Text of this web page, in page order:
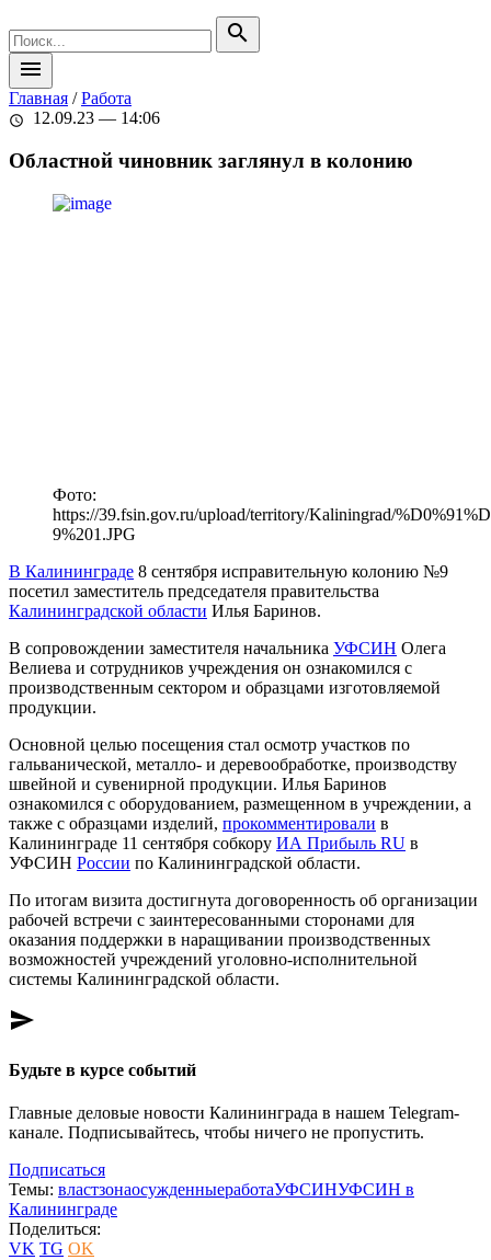
search
menu
Главная /Работа
schedule 12.09.23 — 14:06
Областной чиновник заглянул в колонию
Фото:
https://39.fsin.gov.ru/upload/territory/Kaliningrad/
9%201.JPG
В Калининграде 8 сентября исправительную колонию №9
посетил заместитель председателя правительства
Калининградской области Илья Баринов.
В сопровождении заместителя начальника УФСИН Олега
Велиева и сотрудников учреждения он ознакомился с
производственным сектором и образцами изготовляемой
продукции.
Основной целью посещения стал осмотр участков по
гальванической, металло- и деревообработке, производству
швейной и сувенирной продукции. Илья Баринов
ознакомился с оборудованием, размещенном в учреждении, а
также с образцами изделий, прокомментировали в
Калининграде 11 сентября собкору ИА Прибыль RU в
УФСИН России по Калининградской области.
По итогам визита достигнута договоренность об организации
рабочей встречи с заинтересованными сторонами для
оказания поддержки в наращивании производственных
возможностей учреждений уголовно-исполнительной
системы Калининградской области.
send
Будьте в курсе событий
Главные деловые новости Калининграда в нашем Telegram-
канале. Подписывайтесь, чтобы ничего не пропустить.
Подписаться
Темы: властзонаосужденныеработаУФСИНУФСИН в
Калининграде
Поделиться:
VK TG OK